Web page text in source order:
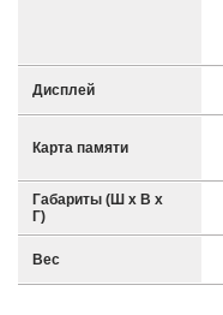
Дисплей
Карта памяти
Габариты (Ш х В х
Г)
Вес